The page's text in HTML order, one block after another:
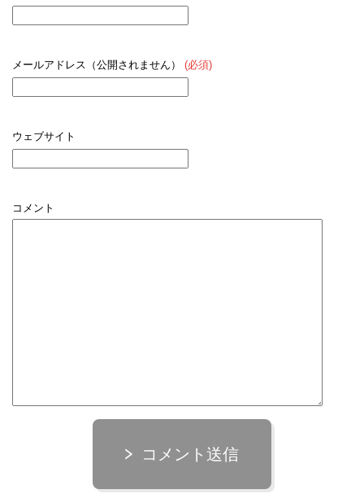
メールアドレス（公開されません） (必須)
ウェブサイト
コメント
コメント送信